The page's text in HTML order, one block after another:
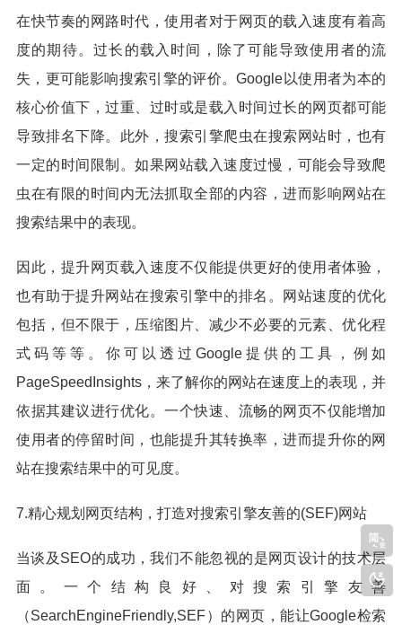
在快节奏的网路时代，使用者对于网页的载入速度有着高
度的期待。过长的载入时间，除了可能导致使用者的流
失，更可能影响搜索引擎的评价。Google以使用者为本的
核心价值下，过重、过时或是载入时间过长的网页都可能
导致排名下降。此外，搜索引擎爬虫在搜索网站时，也有
一定的时间限制。如果网站载入速度过慢，可能会导致爬
虫在有限的时间内无法抓取全部的内容，进而影响网站在
搜索结果中的表现。
因此，提升网页载入速度不仅能提供更好的使用者体验，
也有助于提升网站在搜索引擎中的排名。网站速度的优化
包括，但不限于，压缩图片、减少不必要的元素、优化程
式码等等。你可以透过Google提供的工具，例如
PageSpeedInsights，来了解你的网站在速度上的表现，并
依据其建议进行优化。一个快速、流畅的网页不仅能增加
使用者的停留时间，也能提升其转换率，进而提升你的网
站在搜索结果中的可见度。
7.精心规划网页结构，打造对搜索引擎友善的(SEF)网站
当谈及SEO的成功，我们不能忽视的是网页设计的技术层
面。一个结构良好、对搜索引擎友善
（SearchEngineFriendly,SEF）的网页，能让Google检索